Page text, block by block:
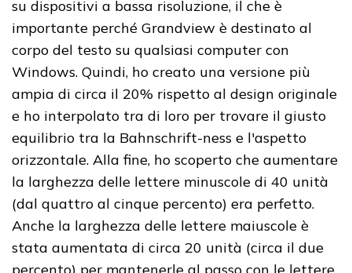
su dispositivi a bassa risoluzione, il che è
importante perché Grandview è destinato al
corpo del testo su qualsiasi computer con
Windows. Quindi, ho creato una versione più
ampia di circa il 20% rispetto al design originale
e ho interpolato tra di loro per trovare il giusto
equilibrio tra la Bahnschrift-ness e l'aspetto
orizzontale. Alla fine, ho scoperto che aumentare
la larghezza delle lettere minuscole di 40 unità
(dal quattro al cinque percento) era perfetto.
Anche la larghezza delle lettere maiuscole è
stata aumentata di circa 20 unità (circa il due